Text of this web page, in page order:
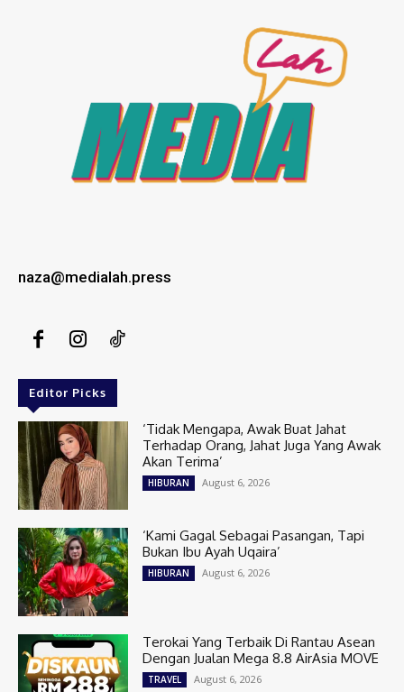
naza@medialah.press
Editor Picks
‘Tidak Mengapa, Awak Buat Jahat
Terhadap Orang, Jahat Juga Yang Awak
Akan Terima’
HIBURAN August 6, 2026
‘Kami Gagal Sebagai Pasangan, Tapi
Bukan Ibu Ayah Uqaira’
HIBURAN August 6, 2026
Terokai Yang Terbaik Di Rantau Asean
Dengan Jualan Mega 8.8 AirAsia MOVE
TRAVEL August 6, 2026